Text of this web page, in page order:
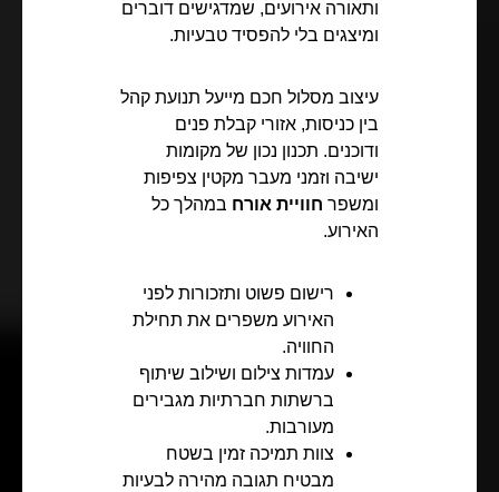
ותאורה אירועים, שמדגישים דוברים
ומיצגים בלי להפסיד טבעיות.
עיצוב מסלול חכם מייעל תנועת קהל
בין כניסות, אזורי קבלת פנים
ודוכנים. תכנון נכון של מקומות
ישיבה וזמני מעבר מקטין צפיפות
ומשפר חוויית אורח במהלך כל
האירוע.
רישום פשוט ותזכורות לפני
האירוע משפרים את תחילת
החוויה.
עמדות צילום ושילוב שיתוף
ברשתות חברתיות מגבירים
מעורבות.
צוות תמיכה זמין בשטח
מבטיח תגובה מהירה לבעיות